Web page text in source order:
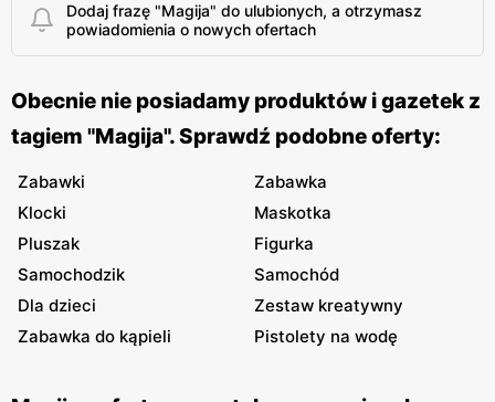
Dodaj frazę "Magija" do ulubionych, a otrzymasz
powiadomienia o nowych ofertach
Obecnie nie posiadamy produktów i gazetek z
tagiem "Magija". Sprawdź podobne oferty:
Zabawki
Zabawka
Klocki
Maskotka
Pluszak
Figurka
Samochodzik
Samochód
Dla dzieci
Zestaw kreatywny
Zabawka do kąpieli
Pistolety na wodę